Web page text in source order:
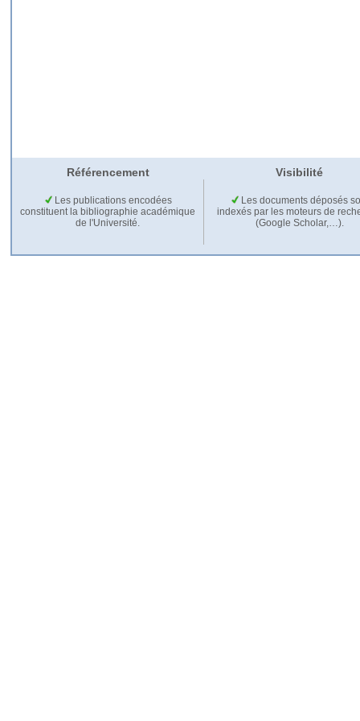
Référencement Visibilité
Les publications encodées
constituent la bibliographie académique
de l'Université.
Les documents déposés
indexés par les moteurs de
(Google Scholar,…).